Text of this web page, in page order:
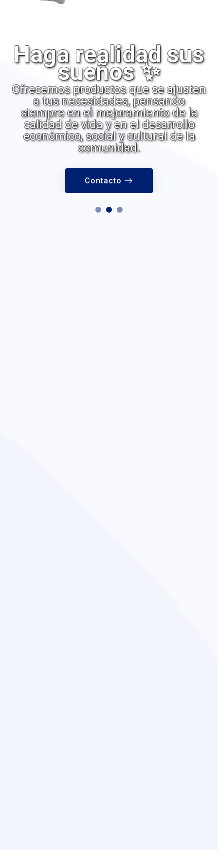
Haga realidad sus
sueños ✨
Ofrecemos productos que se ajusten
a tus necesidades, pensando
siempre en el mejoramiento de la
calidad de vida y en el desarrollo
económico, social y cultural de la
comunidad.
Contacto